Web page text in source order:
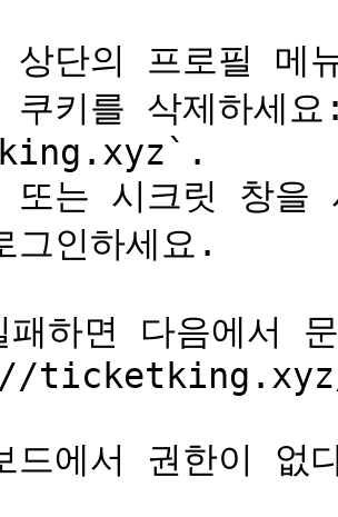
단의 프로필 메
쿠키를 삭제하
는 시크릿 창을
인하세요.
패하면 다음에서
드에서 권한이 없